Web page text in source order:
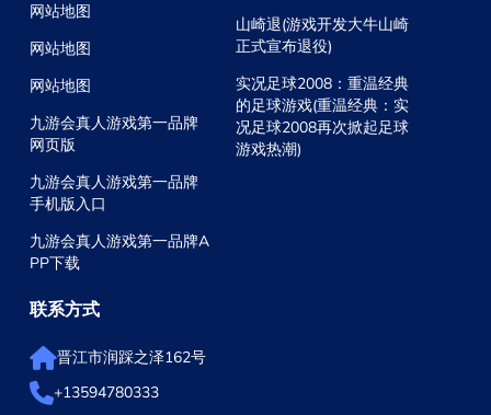
网站地图
网站地图
网站地图
九游会真人游戏第一品牌
网页版
九游会真人游戏第一品牌
手机版入口
九游会真人游戏第一品牌A
PP下载
山崎退(游戏开发大牛山崎
正式宣布退役)
实况足球2008：重温经典
的足球游戏(重温经典：实
况足球2008再次掀起足球
游戏热潮)
联系方式
晋江市润踩之泽162号
+13594780333